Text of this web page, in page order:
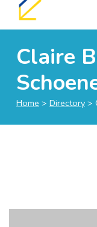
Skip
Claire
Home > Directory >